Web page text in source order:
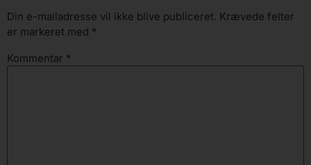
Din e-mailadresse vil ikke blive publiceret. Krævede felter
er markeret med *
Kommentar *